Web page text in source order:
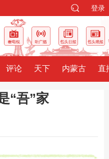
登录
评论 天下 内蒙古 直
“吾”家